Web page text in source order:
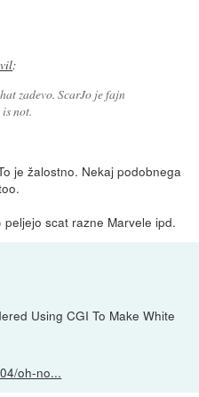
:
zadevo. ScarJo je fajn
not.
je žalostno. Nekaj podobnega
scat razne Marvele ipd.
Using CGI To Make White
oh-no...